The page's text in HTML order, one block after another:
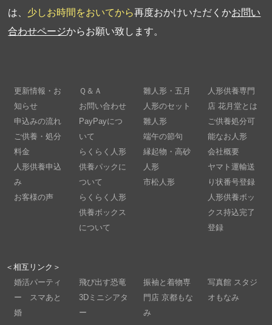
は、 少しお時間をおいてから再度おかけいただくかお問い
合わせページからお願い致します。
更新情報・お
知らせ
申込みの流れ
ご供養・処分
料金
人形供養申込
み
お客様の声
Ｑ＆Ａ
お問い合わせ
PayPayにつ
いて
らくらく人形
供養パックに
ついて
らくらく人形
供養ボックス
について
雛人形・五月
人形のセット
雛人形
端午の節句
縁起物・高砂
人形
市松人形
人形供養専門
店 花月堂とは
ご供養処分可
能なお人形
会社概要
ヤマト運輸送
り状番号登録
人形供養ボッ
クス持込完了
登録
＜相互リンク＞
婚活パーティ
ー スマあと
婚
飛び出す恐竜
3Dミニシアタ
ー
振袖と着物専
門店 京都もな
み
写真館 スタジ
オもなみ